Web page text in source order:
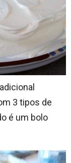
3 tipos de
é um bolo